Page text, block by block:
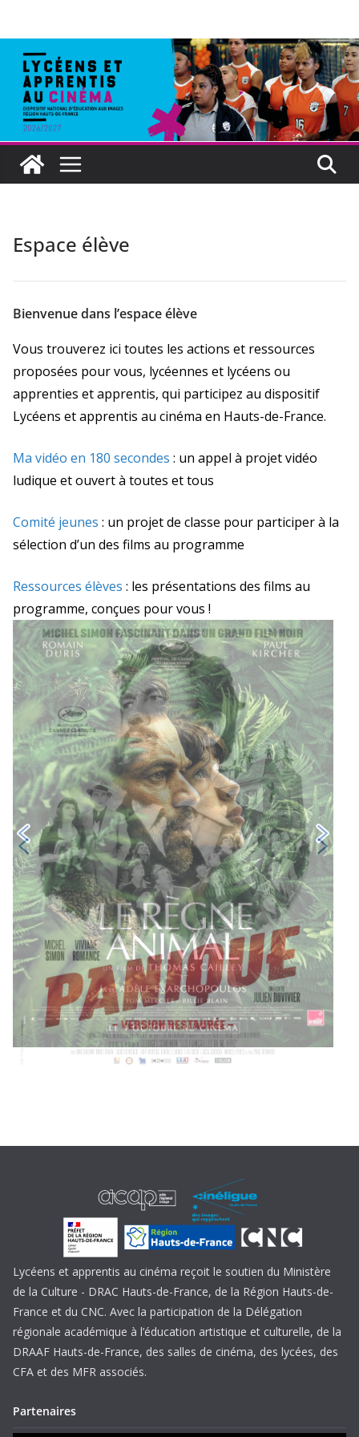
Espace élève
Bienvenue dans l’espace élève
Vous trouverez ici toutes les actions et ressources
proposées pour vous, lycéennes et lycéens ou
apprenties etapprentis, qui participez au dispositif
Lycéens et apprentis au cinéma en Hauts-de-France.
Ma vidéo en 180 secondes : un appel à projet vidéo
ludique et ouvert à toutes et tous
Comité jeunes : un projet de classe pour participer à la
sélection d’un des films au programme
Ressources élèves : les présentations des films au
programme, conçues pour vous !
Lycéens et apprentis au cinéma reçoit le soutien du Ministère
de la Culture - DRAC Hauts-de-France, de la Région Hauts-de-
France et du CNC. Avec la participation de la Délégation
régionale académique à l’éducation artistique et culturelle, de la
DRAAF Hauts-de-France, des salles de cinéma, des lycées, des
CFA et des MFR associés.
Partenaires